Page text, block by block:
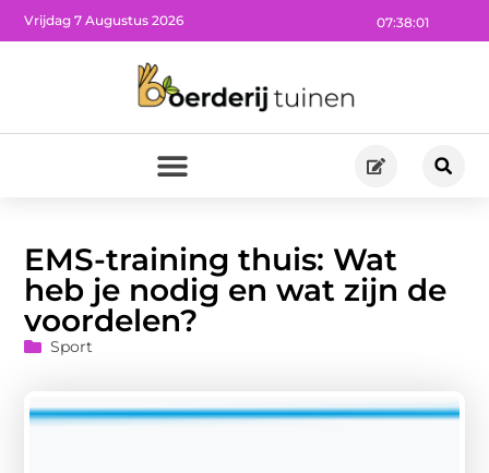
07:38:02
Vrijdag 7 Augustus 2026
EMS-training thuis: Wat
heb je nodig en wat zijn de
voordelen?
Sport